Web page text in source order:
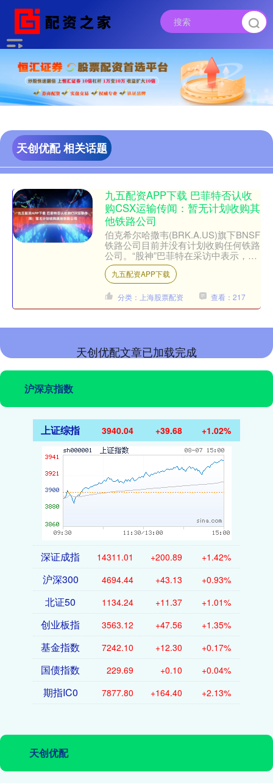
天创优配 相关话题
九五配资APP下载 巴菲特否认收
购CSX运输传闻：暂无计划收购其
他铁路公司
伯克希尔哈撒韦(BRK.A.US)旗下BNSF
铁路公司目前并没有计划收购任何铁路
公司。“股神”巴菲特在采访中表示，他
并没有打算再收购一家铁路公司，他对
收购任何铁....
九五配资APP下载
分类：上海股票配资 查看：217
天创优配文章已加载完成
沪深京指数
上证综指 3940.04 +39.68 +1.02%
深证成指 14311.01 +200.89 +1.42%
沪深300 4694.44 +43.13 +0.93%
北证50 1134.24 +11.37 +1.01%
创业板指 3563.12 +47.56 +1.35%
基金指数 7242.10 +12.30 +0.17%
国债指数 229.69 +0.10 +0.04%
期指IC0 7877.80 +164.40 +2.13%
天创优配